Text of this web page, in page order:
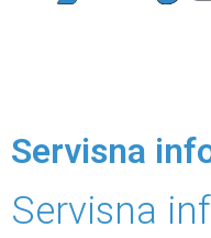
Servisna
Servisna